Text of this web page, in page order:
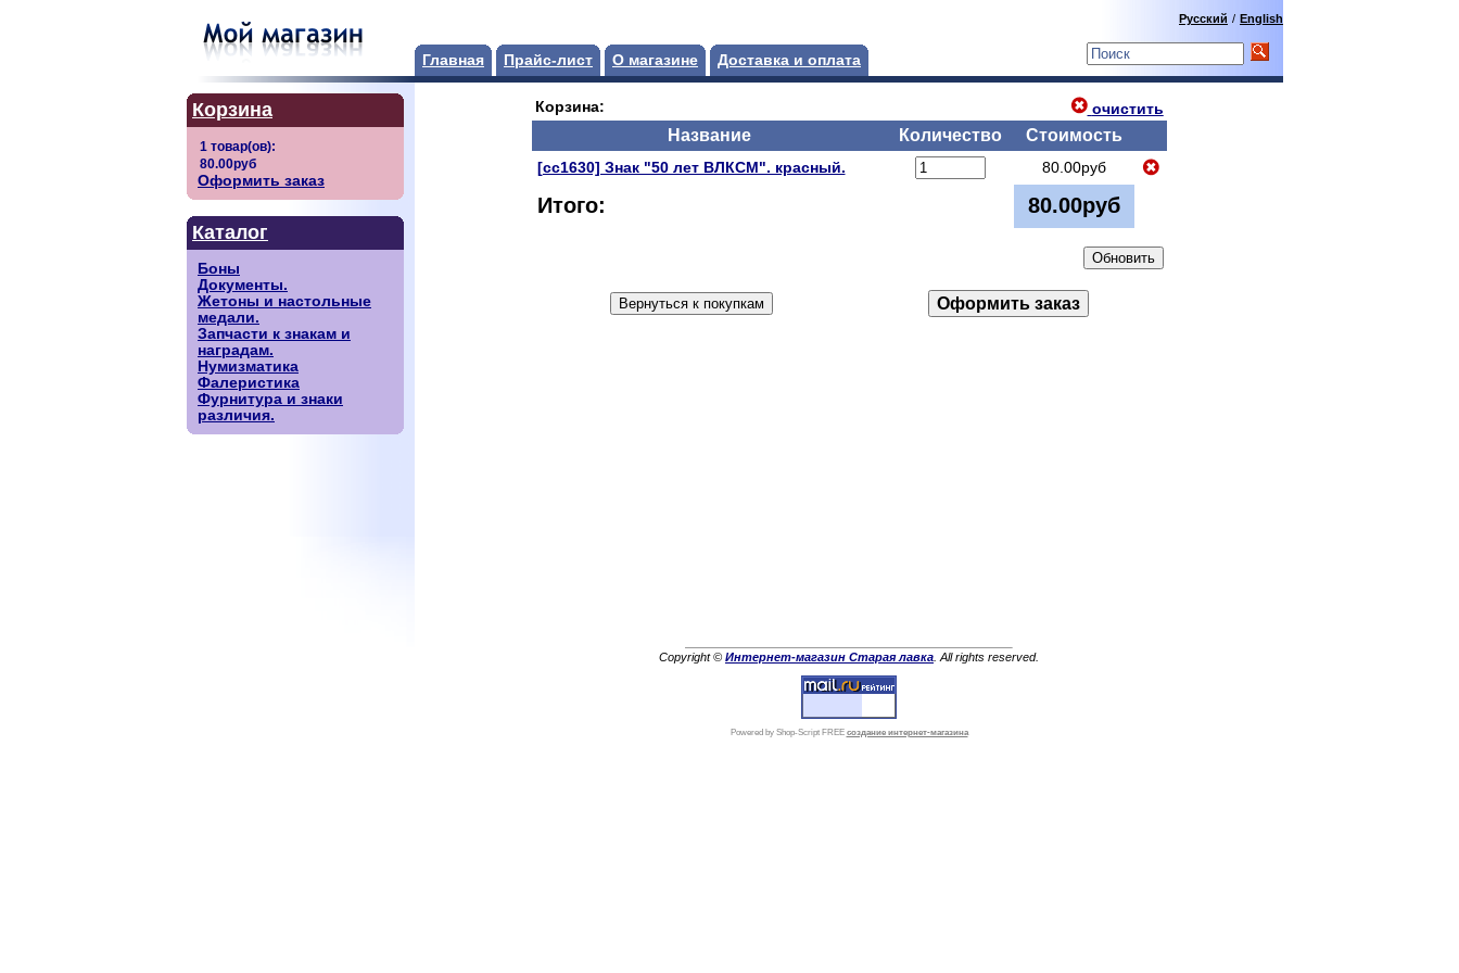
Главная Прайс-лист О магазине Доставка и оплата
Русский / English
Корзина
Оформить заказ
Каталог
Боны
Документы.
Жетоны и настольные
медали.
Запчасти к знакам и
наградам.
Нумизматика
Фалеристика
Фурнитура и знаки
различия.
Корзина: очистить
Название Количество Стоимость
[сс1630] Знак "50 лет ВЛКСМ". красный. 80.00руб
Итого: 80.00руб
Copyright © Интернет-магазин Старая лавка . All rights reserved.
Powered by Shop-Script FREE создание интернет-магазина